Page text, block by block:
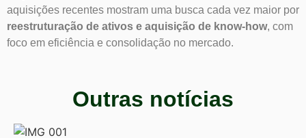
aquisições recentes mostram uma busca cada vez maior por
reestruturação de ativos e aquisição de know-how, com
foco em eficiência e consolidação no mercado.
Outras notícias